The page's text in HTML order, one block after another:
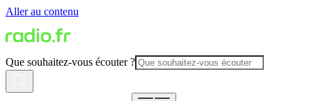
Aller au contenu
Que souhaitez-vous écouter ?